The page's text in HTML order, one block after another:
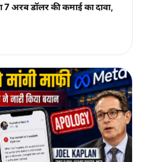
अरब डॉलर की कमाई का दावा,